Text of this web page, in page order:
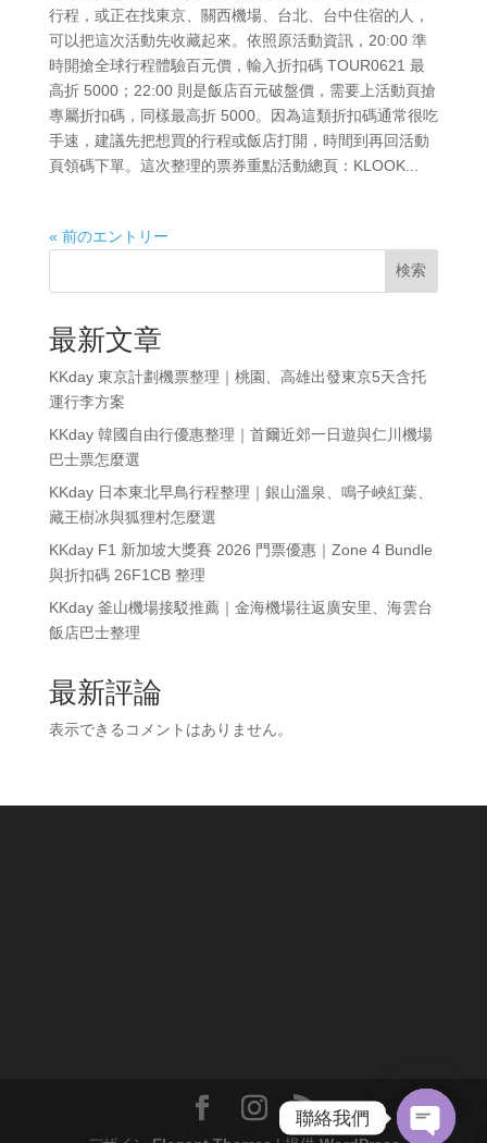
行程，或正在找東京、關西機場、台北、台中住宿的人，
可以把這次活動先收藏起來。依照原活動資訊，20:00 準
時開搶全球行程體驗百元價，輸入折扣碼 TOUR0621 最
高折 5000；22:00 則是飯店百元破盤價，需要上活動頁搶
專屬折扣碼，同樣最高折 5000。因為這類折扣碼通常很吃
手速，建議先把想買的行程或飯店打開，時間到再回活動
頁領碼下單。這次整理的票券重點活動總頁：KLOOK...
« 前のエントリー
検索
最新文章
KKday 東京計劃機票整理｜桃園、高雄出發東京5天含托
運行李方案
KKday 韓國自由行優惠整理｜首爾近郊一日遊與仁川機場
巴士票怎麼選
KKday 日本東北早鳥行程整理｜銀山溫泉、鳴子峽紅葉、
藏王樹冰與狐狸村怎麼選
KKday F1 新加坡大獎賽 2026 門票優惠｜Zone 4 Bundle
與折扣碼 26F1CB 整理
KKday 釜山機場接駁推薦｜金海機場往返廣安里、海雲台
飯店巴士整理
最新評論
表示できるコメントはありません。
聯絡我們